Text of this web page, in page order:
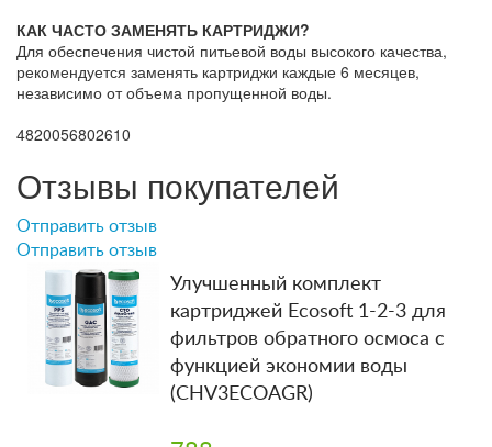
КАК ЧАСТО ЗАМЕНЯТЬ КАРТРИДЖИ?
Для обеспечения чистой питьевой воды высокого качества,
рекомендуется заменять картриджи каждые 6 месяцев,
независимо от объема пропущенной воды.
4820056802610
Отзывы покупателей
Отправить отзыв
Отправить отзыв
Улучшенный комплект
картриджей Ecosoft 1-2-3 для
фильтров обратного осмоса с
функцией экономии воды
(CHV3ECOAGR)